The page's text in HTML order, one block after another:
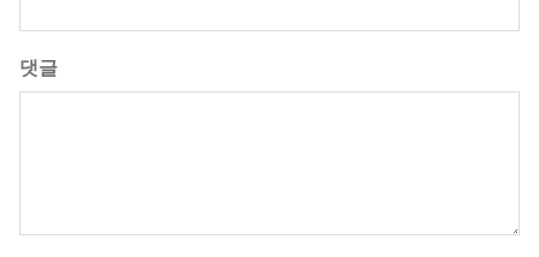
댓글